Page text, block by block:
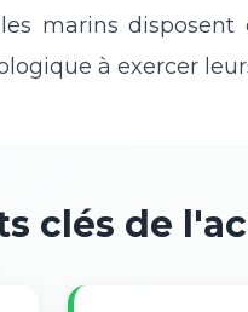
marins
à exercer
clés de